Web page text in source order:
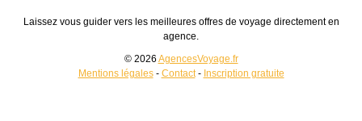
Laissez vous guider vers les meilleures offres de voyage directement en
agence.
© 2026 AgencesVoyage.fr
Mentions légales- Contact- Inscription gratuite